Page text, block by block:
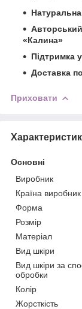
Натуральна
«Калина»
Підтримка
Доставка по
Приховати
Основні
Виробник
Країна виробник
Форма
Розмір
Матеріал
Вид шкіри
Вид шкіри за
обробки
Колір
Жорсткість